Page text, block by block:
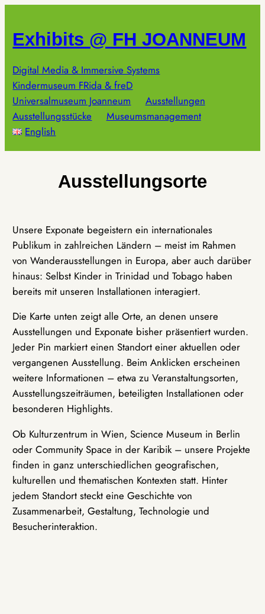
springen
Exhibits @ FH JOANNEUM
Digital Media & Immersive Systems
Kindermuseum FRida & freD
Universalmuseum Joanneum
Ausstellungen
Ausstellungsstücke
Museumsmanagement
English
Ausstellungsorte
Unsere Exponate begeistern ein internationales
Publikum in zahlreichen Ländern – meist im Rahmen
von Wanderausstellungen in Europa, aber auch darüber
hinaus: Selbst Kinder in Trinidad und Tobago haben
bereits mit unseren Installationen interagiert.
Die Karte unten zeigt alle Orte, an denen unsere
Ausstellungen und Exponate bisher präsentiert wurden.
Jeder Pin markiert einen Standort einer aktuellen oder
vergangenen Ausstellung. Beim Anklicken erscheinen
weitere Informationen – etwa zu Veranstaltungsorten,
Ausstellungszeiträumen, beteiligten Installationen oder
besonderen Highlights.
Ob Kulturzentrum in Wien, Science Museum in Berlin
oder Community Space in der Karibik – unsere Projekte
finden in ganz unterschiedlichen geografischen,
kulturellen und thematischen Kontexten statt. Hinter
jedem Standort steckt eine Geschichte von
Zusammenarbeit, Gestaltung, Technologie und
Besucherinteraktion.